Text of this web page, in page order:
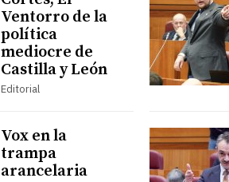
Ventorro de la
política
mediocre de
Castilla y León
Editorial
Vox en la
trampa
arancelaria